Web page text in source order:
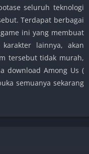
seluruh teknologi
Terdapat berbagai
ini yang membuat
lainnya, akan
tersebut tidak murah,
download Among Us (
semuanya sekarang